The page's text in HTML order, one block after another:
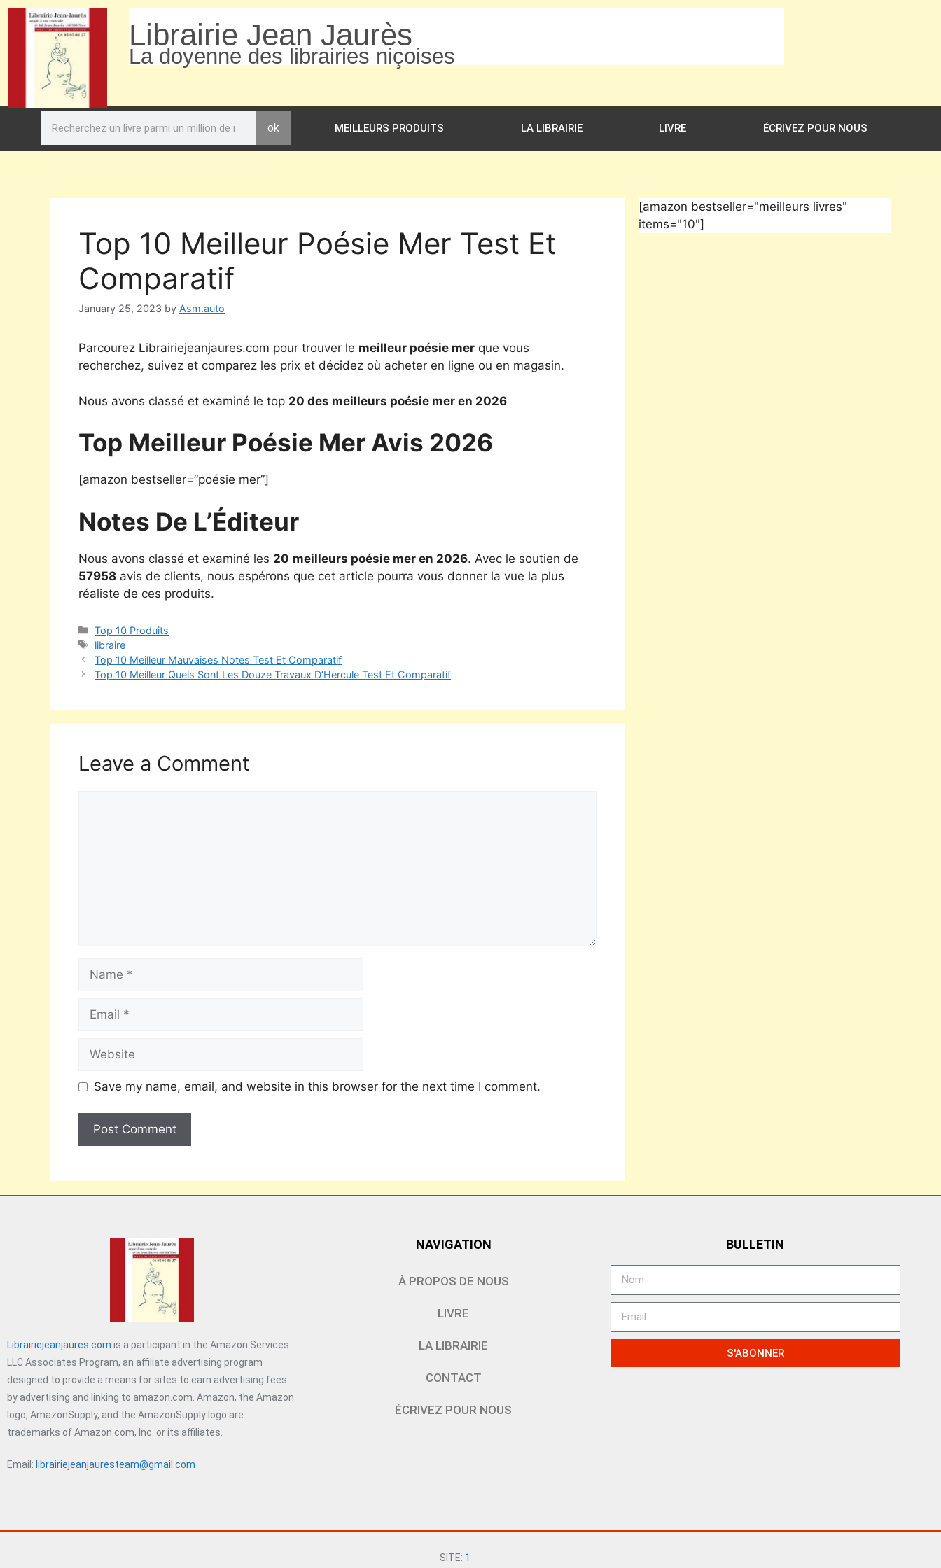
Librairie Jean Jaurès
La doyenne des librairies niçoises
ok MEILLEURS PRODUITS LA LIBRAIRIE LIVRE ÉCRIVEZ POUR NOUS
Top 10 Meilleur Poésie Mer Test Et
Comparatif
January 25, 2023 by Asm.auto
Parcourez Librairiejeanjaures.com pour trouver le meilleur poésie mer que vous
recherchez, suivez et comparez les prix et décidez où acheter en ligne ou en magasin.
Nous avons classé et examiné le top 20 des meilleurs poésie mer en 2026
Top Meilleur Poésie Mer Avis 2026
[amazon bestseller=”poésie mer”]
Notes De L’Éditeur
Nous avons classé et examiné les 20 meilleurs poésie mer en 2026. Avec le soutien de
57958 avis de clients, nous espérons que cet article pourra vous donner la vue la plus
réaliste de ces produits.
Top 10 Produits
libraire
Top 10 Meilleur Mauvaises Notes Test Et Comparatif
Top 10 Meilleur Quels Sont Les Douze Travaux D’Hercule Test Et Comparatif
Leave a Comment
Save my name, email, and website in this browser for the next time I comment.
[amazon bestseller="meilleurs livres"
items="10"]
Librairiejeanjaures.com is a participant in the Amazon Services
LLC Associates Program, an affiliate advertising program
designed to provide a means for sites to earn advertising fees
by advertising and linking to amazon.com. Amazon, the Amazon
logo, AmazonSupply, and the AmazonSupply logo are
trademarks of Amazon.com, Inc. or its affiliates.
Email: librairiejeanjauresteam@gmail.com
NAVIGATION
À PROPOS DE NOUS
LIVRE
LA LIBRAIRIE
CONTACT
ÉCRIVEZ POUR NOUS
BULLETIN
S'ABONNER
SITE: 1